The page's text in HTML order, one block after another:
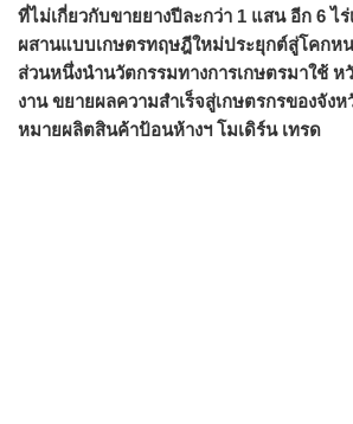
ที่ไม่เกี่ยวกับขายยางปีละกว่า 1 แสน อีก 6 ไ
ผสานแบบเกษตรทฤษฎีใหม่ประยุกต์สู่โคกห
ส่วนหนึ่งนำนวัตกรรมทางการเกษตรมาใช้ ห
งาน ขยายผลความสำเร็จสู่เกษตรกรของจัง
หมายผลิตสินค้าป้อนห้างฯ โมเดิร์น เทรด